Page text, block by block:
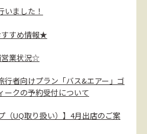
いました！
すめ情報★
業状況☆
行者向けプラン「バス&エアー」ゴ
ークの予約受付について
（UQ取り扱い）】4月出店のご案